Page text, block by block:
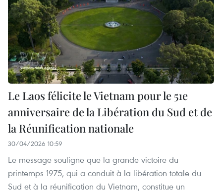
Le Laos félicite le Vietnam pour le 51e
anniversaire de la Libération du Sud et de
la Réunification nationale
30/04/2026 10:59
Le message souligne que la grande victoire du
printemps 1975, qui a conduit à la libération totale du
Sud et à la réunification du Vietnam, constitue un